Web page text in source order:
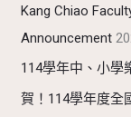
Kang Chiao
Announcement
114學年中、小學
賀！114學年度全